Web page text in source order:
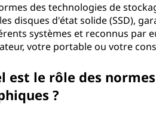
des technologies de
disques d'état solide (SSD),
systèmes et reconnus par
votre portable ou votre
est le rôle des
?